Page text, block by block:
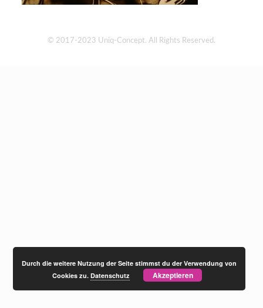
© 2017-2023 Uniq-Concept. All Rights Reserved.
Durch die weitere Nutzung der Seite stimmst du der Verwendung von
Cookies zu.Datenschutz Akzeptieren